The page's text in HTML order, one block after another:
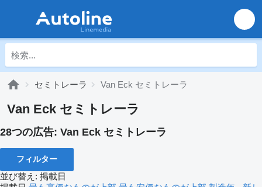
セミトレーラ Van Eck セミトレーラ
Van Eck セミトレーラ
28つの広告: Van Eck セミトレーラ
フィルター
並び替え : 掲載日